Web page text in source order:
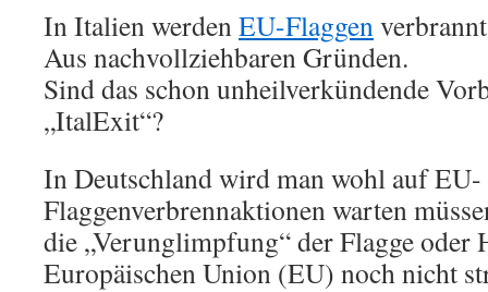
In Italien werdenEU-Flaggen
Aus nachvollziehbaren Gründen.
Sind das schon unheilverkündende
„ItalExit“?
In Deutschland wird man wohl auf EU-
Flaggenverbrennaktionen warten
die „Verunglimpfung“ der Flagge oder
Europäischen Union (EU) noch nicht